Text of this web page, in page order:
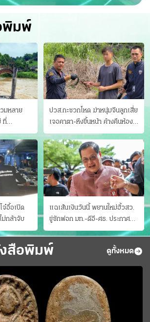
เอียดอ่อนมากขึ้น พูดถึงความรักผ่าน
ลงแรก たくさんの花 (The flowers)
นติกพูดถึงการที่อยากให้เธอชอบในสิ่งที่
ตอร์ ทำเพลงญี่ปุ่น ขายญี่ปุ่น พร้อมแผน
ไป.
พิมพ์
มหลาย
ที่
าด
ปวส.กะซวกโหด ฆ่าหนุ่มจีนลูกเสี่ย
เจอคาตา-หึงขึ้นหน้า ค้างคืนห้อง
แฟนสาว
จ๋อื้อเปิด
ม่กล้าจับ
แฉเส้นเงินวันนี้ พยานใหม่ฮั้วสว.
ขู่ซักฟอก มท.-ดีอี-ศธ. ประกาศ
บัญชีท้องถิ่น
สือพิมพ์ ดูทั้งหมด